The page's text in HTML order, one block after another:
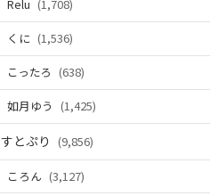
Relu (1,708)
くに (1,536)
こったろ (638)
如月ゆう (1,425)
すとぷり (9,856)
ころん (3,127)